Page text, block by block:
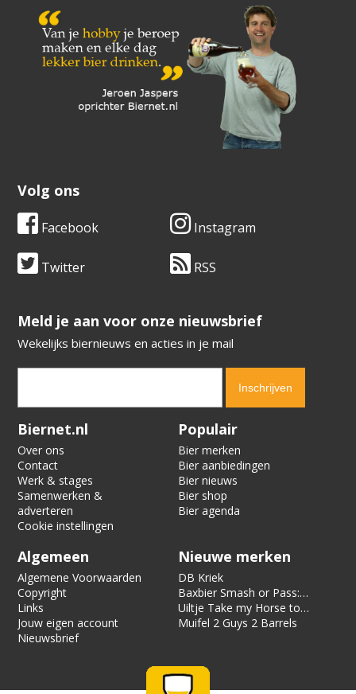
Volg ons
Facebook Instagram
Twitter RSS
​​​​​​​Meld je aan voor onze nieuwsbrief
Wekelijks biernieuws en acties in je mail
Verification code:
Biernet.nl
Over ons
Contact
Werk & stages
Samenwerken &
adverteren
Cookie instellingen
Populair
Bier merken
Bier aanbiedingen
Bier nieuws
Bier shop
Bier agenda
Algemeen
Algemene Voorwaarden
Copyright
Links
Jouw eigen account
Nieuwsbrief
Nieuwe merken
DB Kriek
Baxbier Smash or Pass:
Strata
Uiltje Take my Horse to
the Hotel Room
Muifel 2 Guys 2 Barrels